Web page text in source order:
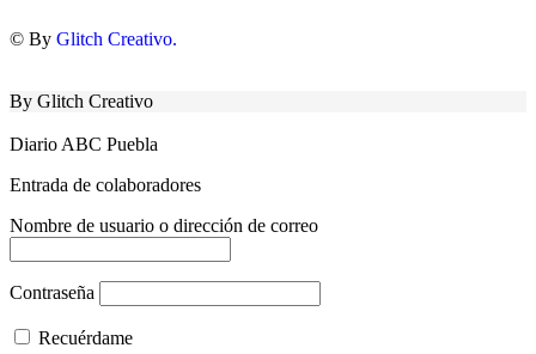
© By Glitch Creativo.
By Glitch Creativo
Diario ABC Puebla
Entrada de colaboradores
Nombre de usuario o dirección de correo
Contraseña
Recuérdame